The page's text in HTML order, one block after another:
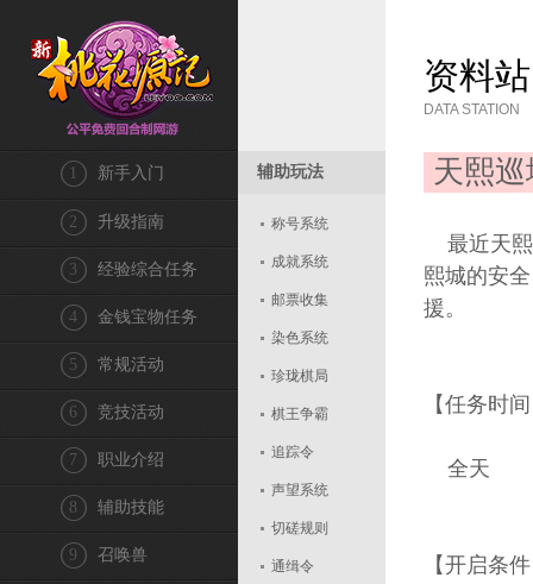
新手入门
1
升级指南
2
经验综合任务
3
金钱宝物任务
4
常规活动
5
竞技活动
6
职业介绍
7
辅助技能
8
召唤兽
9
辅助玩法
称号系统
成就系统
邮票收集
染色系统
珍珑棋局
棋王争霸
追踪令
声望系统
切磋规则
通缉令
资料站
DATA STATION
天熙巡
最近天熙
熙城的安
援。
【任务时
全天
【开启条